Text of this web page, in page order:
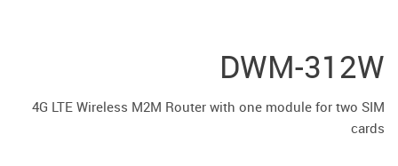
DWM-312W
4G LTE Wireless M2M Router with one module for two SIM
cards